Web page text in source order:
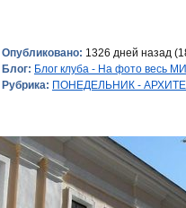
Опубликовано: 1326 дней назад
Блог: Блог клуба - На фото весь
Рубрика: ПОНЕДЕЛЬНИК -